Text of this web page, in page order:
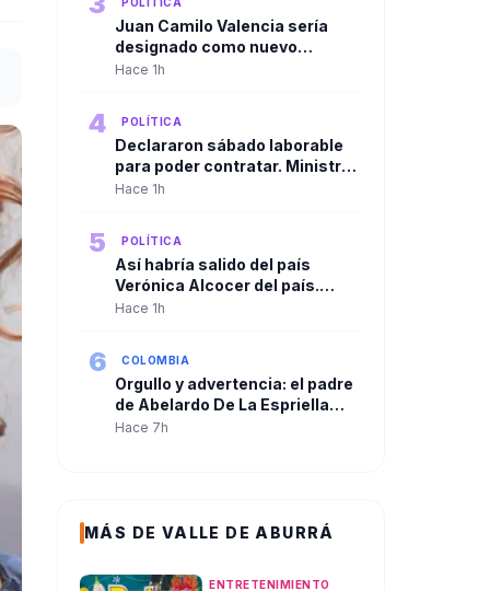
Juan Camilo Valencia sería
designado como nuevo
director de la Agencia Nacional
Hace 1h
4 POLÍTICA
Declararon sábado laborable
para poder contratar. Ministro
de Agricultura cuestionó
más de $250.000 millones
Hace 1h
5 POLÍTICA
Así habría salido del país
Verónica Alcocer del país.
Gustavo Petro la habría llevado
Hace 1h
6 COLOMBIA
Orgullo y advertencia: el padre
de Abelardo De La Espriella
habla tras la posesión de su
Hace 7h
MÁS DE VALLE DE ABURRÁ
ENTRETENIMIENTO